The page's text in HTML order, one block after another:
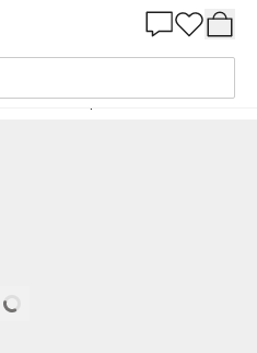
Bestill basert på NCS 3020-R90B
Loading…